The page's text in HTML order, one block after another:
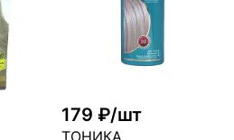
179 ₽/шт
ТОНИКА